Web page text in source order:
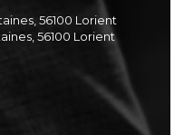
56100 Lorient
56100 Lorient